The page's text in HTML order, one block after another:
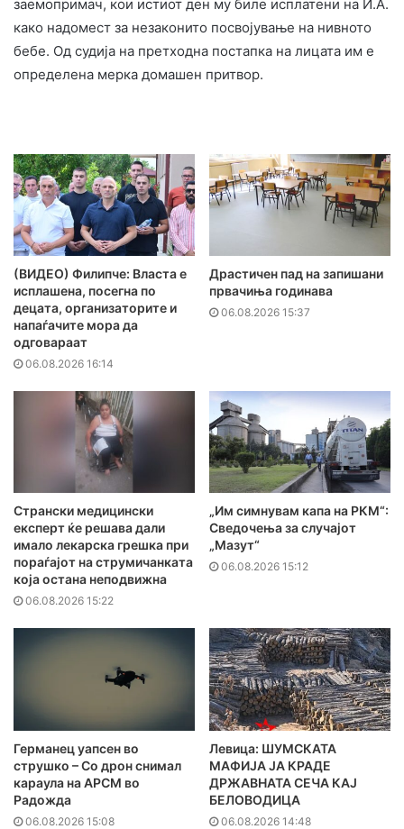
заемопримач, кои истиот ден му биле исплатени на И.А.
како надомест за незаконито посвојување на нивното
бебе. Од судија на претходна постапка на лицата им е
определена мерка домашен притвор.
(ВИДЕО) Филипче: Власта е
исплашена, посегна по
децата, организаторите и
напаѓачите мора да
одговараат
06.08.2026 16:14
Драстичен пад на запишани
првачиња годинава
06.08.2026 15:37
Странски медицински
експерт ќе решава дали
имало лекарска грешка при
пораѓајот на струмичанката
која остана неподвижна
06.08.2026 15:22
„Им симнувам капа на РКМ“:
Сведочења за случајот
„Мазут“
06.08.2026 15:12
Германец уапсен во
струшко – Со дрон снимал
караула на АРСМ во
Радожда
06.08.2026 15:08
Левица: ШУМСКАТА
МАФИЈА ЈА КРАДЕ
ДРЖАВНАТА СЕЧА КАЈ
БЕЛОВОДИЦА
06.08.2026 14:48